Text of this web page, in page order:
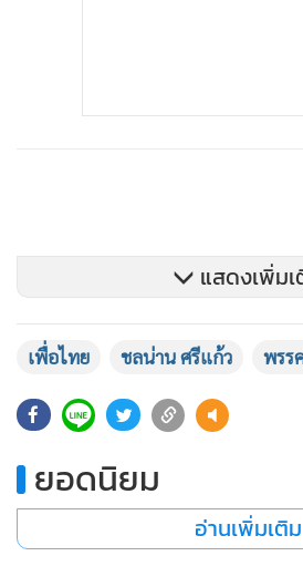
แสดงเพิ่ม
เพื่อไทย ชลน่าน ศรีแก้ว พรร
ยอดนิยม
อ่านเพิ่มเติม